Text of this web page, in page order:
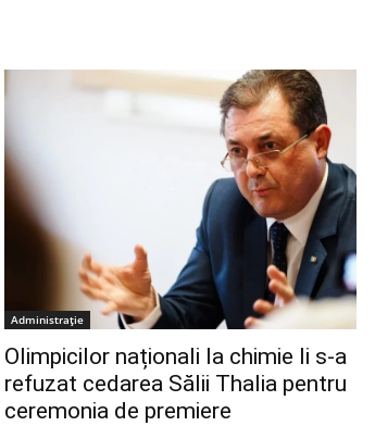
Administrație
Olimpicilor naționali la chimie li s-a
refuzat cedarea Sălii Thalia pentru
ceremonia de premiere